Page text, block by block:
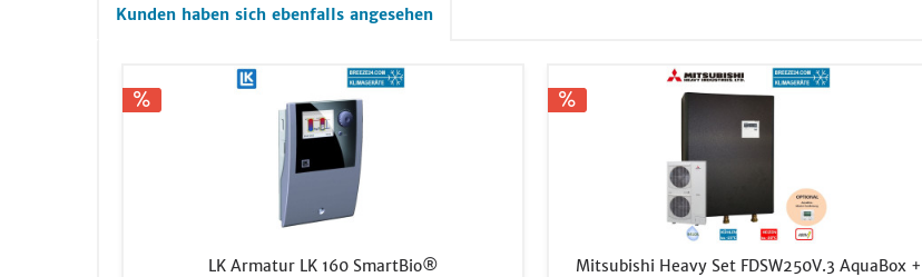
Kunden haben sich ebenfalls angesehen
LK Armatur LK 160 SmartBio®
Mitsubishi Heavy Set FDSW250V.3 AquaBox +